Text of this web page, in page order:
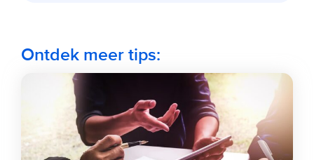
Ontdek meer tips: